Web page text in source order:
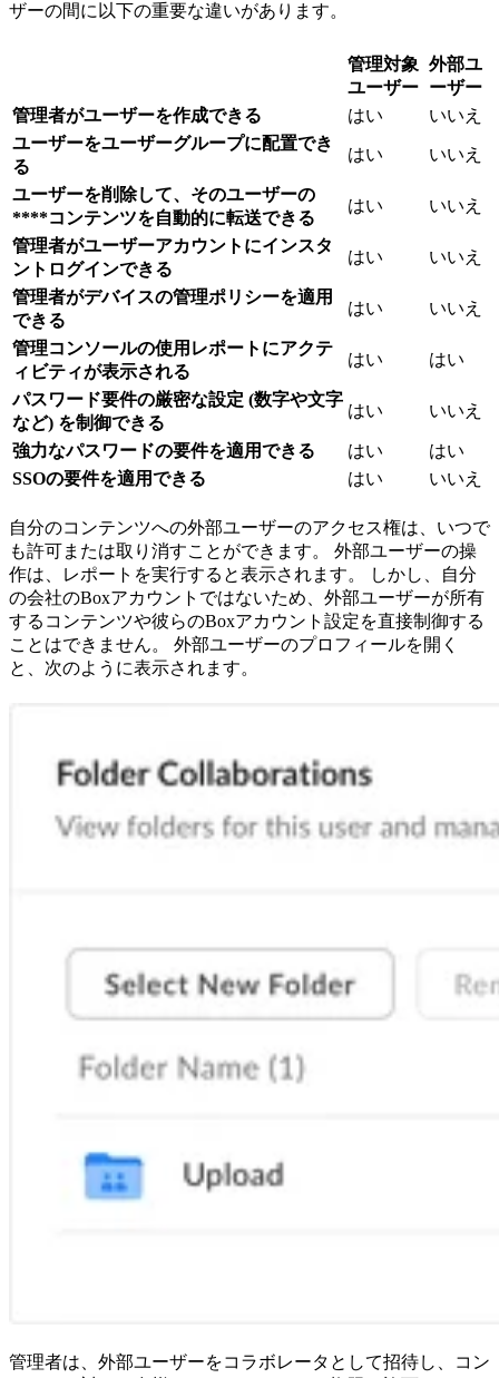
ザーの間に以下の重要な違いがあります。
管理対象
ユーザー
外部ユ
ーザー
管理者がユーザーを作成できる
はい
いいえ
ユーザーをユーザーグループに配置でき
る
はい いいえ
ユーザーを削除して、そのユーザーの
****コンテンツを自動的に転送できる
はい いいえ
管理者がユーザーアカウントにインスタ
ントログインできる
はい いいえ
管理者がデバイスの管理ポリシーを適用
できる
はい いいえ
管理コンソールの使用レポートにアクテ
ィビティが表示される
はい はい
パスワード要件の厳密な設定 (数字や文字
など) を制御できる
はい いいえ
強力なパスワードの要件を適用できる はい
はい
SSOの要件を適用できる
はい いいえ
自分のコンテンツへの外部ユーザーのアクセス権は、いつで
も許可または取り消すことができます。 外部ユーザーの操
作は、レポートを実行すると表示されます。 しかし、自分
の会社のBoxアカウントではないため、外部ユーザーが所有
するコンテンツや彼らのBoxアカウント設定を直接制御する
ことはできません。 外部ユーザーのプロフィールを開く
と、次のように表示されます。
管理者は、外部ユーザーをコラボレータとして招待し、コン